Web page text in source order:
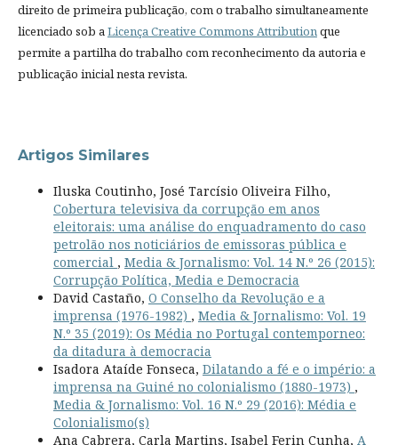
direito de primeira publicação, com o trabalho simultaneamente
licenciado sob aLicença Creative Commons Attributionque
permite a partilha do trabalho com reconhecimento da autoria e
publicação inicial nesta revista.
Artigos Similares
Iluska Coutinho, José Tarcísio Oliveira Filho,
Cobertura televisiva da corrupção em anos
eleitorais: uma análise do enquadramento do caso
petrolão nos noticiários de emissoras pública e
comercial , Media & Jornalismo: Vol. 14 N.º 26 (2015):
Corrupção Política, Media e Democracia
David Castaño, O Conselho da Revolução e a
imprensa (1976-1982) , Media & Jornalismo: Vol. 19
N.º 35 (2019): Os Média no Portugal contemporneo:
da ditadura à democracia
Isadora Ataíde Fonseca, Dilatando a fé e o império: a
imprensa na Guiné no colonialismo (1880-1973) ,
Media & Jornalismo: Vol. 16 N.º 29 (2016): Média e
Colonialismo(s)
Ana Cabrera, Carla Martins, Isabel Ferin Cunha, A